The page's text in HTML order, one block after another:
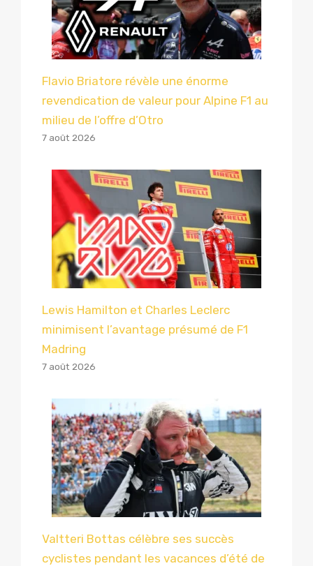
Flavio Briatore révèle une énorme
revendication de valeur pour Alpine F1 au
milieu de l’offre d’Otro
7 août 2026
Lewis Hamilton et Charles Leclerc
minimisent l’avantage présumé de F1
Madring
7 août 2026
Valtteri Bottas célèbre ses succès
cyclistes pendant les vacances d’été de